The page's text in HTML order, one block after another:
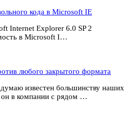
кода в Microsoft IE
Internet Explorer 6.0 SP 2
в Microsoft I…
любого закрытого формата
известен большинству наших
в компании с рядом …